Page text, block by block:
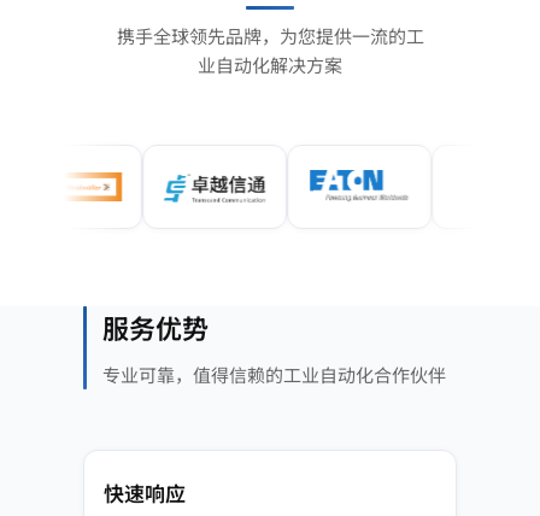
携手全球领先品牌，为您提供一流的工
业自动化解决方案
服务优势
专业可靠，值得信赖的工业自动化合作伙伴
快速响应